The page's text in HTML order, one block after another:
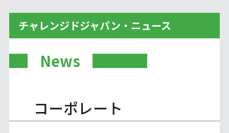
チャレンジドジャパン・ニュース
News
コーポレート